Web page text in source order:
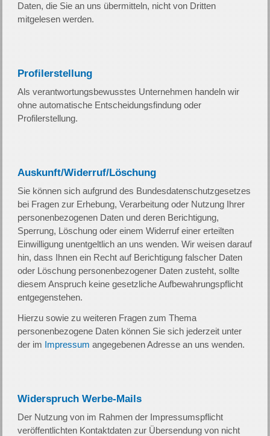
Daten, die Sie an uns übermitteln, nicht von Dritten
mitgelesen werden.
Profilerstellung
Als verantwortungsbewusstes Unternehmen handeln wir
ohne automatische Entscheidungsfindung oder
Profilerstellung.
Auskunft/Widerruf/Löschung
Sie können sich aufgrund des Bundesdatenschutzgesetzes
bei Fragen zur Erhebung, Verarbeitung oder Nutzung Ihrer
personenbezogenen Daten und deren Berichtigung,
Sperrung, Löschung oder einem Widerruf einer erteilten
Einwilligung unentgeltlich an uns wenden. Wir weisen darauf
hin, dass Ihnen ein Recht auf Berichtigung falscher Daten
oder Löschung personenbezogener Daten zusteht, sollte
diesem Anspruch keine gesetzliche Aufbewahrungspflicht
entgegenstehen.
Hierzu sowie zu weiteren Fragen zum Thema
personenbezogene Daten können Sie sich jederzeit unter
der im Impressum angegebenen Adresse an uns wenden.
Widerspruch Werbe-Mails
Der Nutzung von im Rahmen der Impressumspflicht
veröffentlichten Kontaktdaten zur Übersendung von nicht